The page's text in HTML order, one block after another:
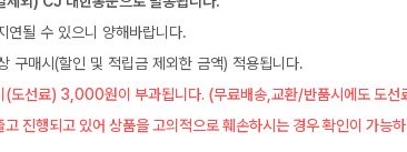
연될 수 있으니 양해바랍니다.
구매시(할인 및 적립금 제외한 금액) 적용됩니다.
(도선료) 3,000원이 부과됩니다. (무료배송,교환/반품시에도 도선
진행되고 있어 상품을 고의적으로 훼손하시는 경우 확인이 가능